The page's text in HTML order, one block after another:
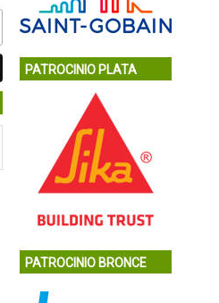
PATROCINIO PLATA
PATROCINIO BRONCE